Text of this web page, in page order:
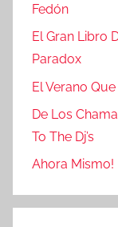
Fedón
El Gran Libro
Paradox
El Verano
De Los
To The Dj’s
Ahora Mismo!